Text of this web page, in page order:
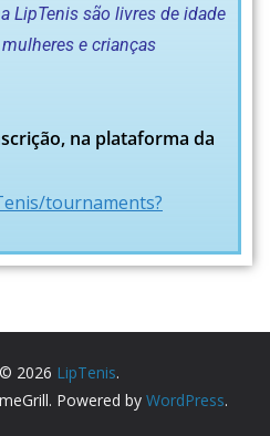
LipTenis são livres de idade
e crianças
na plataforma da
tournaments?
2026 LipTenis.
Powered by WordPress.